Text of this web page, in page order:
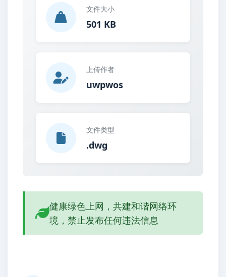
文件大小
501 KB
上传作者
uwpwos
文件类型
.dwg
健康绿色上网，共建和谐网络环
境，禁止发布任何违法信息